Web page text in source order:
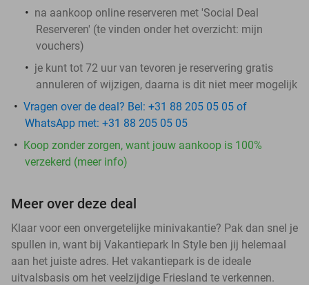
na aankoop online reserveren met 'Social Deal
Reserveren' (te vinden onder het overzicht: mijn
vouchers)
je kunt tot 72 uur van tevoren je reservering gratis
annuleren of wijzigen, daarna is dit niet meer mogelijk
Vragen over de deal? Bel: +31 88 205 05 05 of
WhatsApp met: +31 88 205 05 05
Koop zonder zorgen, want jouw aankoop is 100%
verzekerd (meer info)
Meer over deze deal
Klaar voor een onvergetelijke minivakantie? Pak dan snel je
spullen in, want bij Vakantiepark In Style ben jij helemaal
aan het juiste adres. Het vakantiepark is de ideale
uitvalsbasis om het veelzijdige Friesland te verkennen.